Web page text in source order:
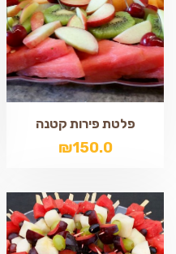
פלטת פירות קטנה
₪150.0